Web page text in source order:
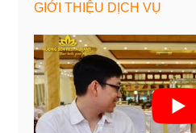
GIỚI THIỆU DỊCH VỤ